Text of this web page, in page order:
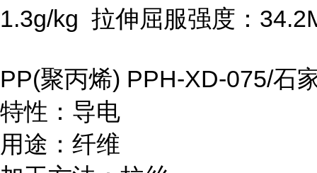
1.3g/kg 拉伸屈服强度：
PP(聚丙烯) PPH-XD-075/石
特性：导电
用途：纤维